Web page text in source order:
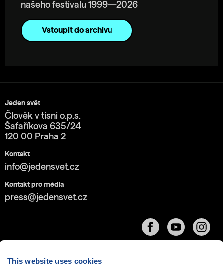
This website uses cookies
našeho festivalu 1999—2026
Vstoupit do archivu
Jeden svět
Člověk v tísni o.p.s.
Šafaříkova 635/24
120 00 Praha 2
Kontakt
info@jedensvet.cz
Kontakt pro média
press@jedensvet.cz